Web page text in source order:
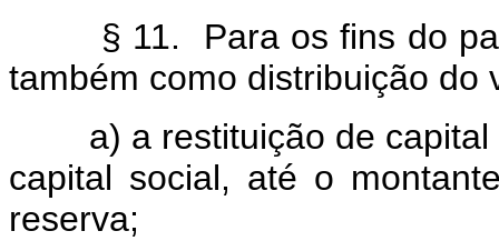
§ 11. Para os fins do
também como distribuição do
a) a restituição de
capital social, até o
reserva;